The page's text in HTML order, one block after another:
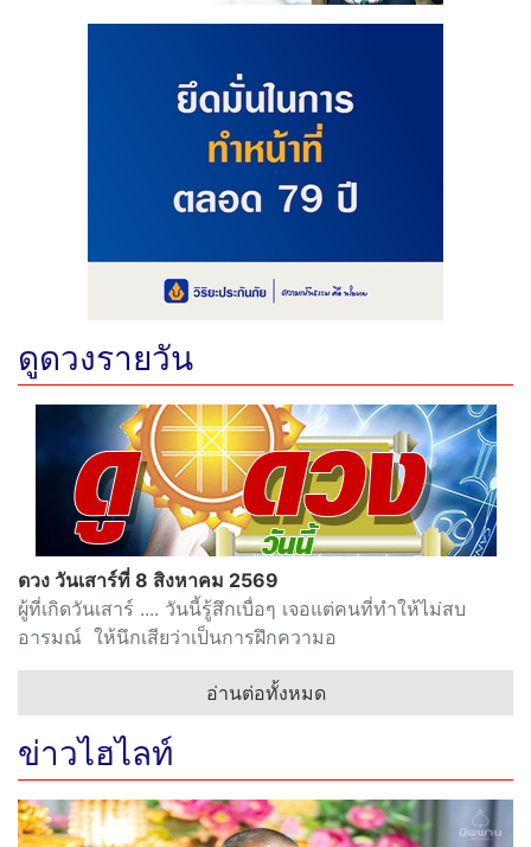
ดูดวงรายวัน
ดวง วันเสาร์ที่ 8 สิงหาคม 2569
ผู้ที่เกิดวันเสาร์ .... วันนี้รู้สึกเบื่อๆ เจอแต่คนที่ทำให้ไม่สบ
อารมณ์ ให้นึกเสียว่าเป็นการฝึกความอ
อ่านต่อทั้งหมด
ข่าวไฮไลท์